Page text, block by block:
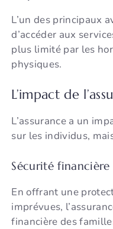
L’un des principaux
d’accéder aux
plus limité par les
physiques.
L’impact de
L’assurance a un
sur les individus,
Sécurité financière
En offrant une
imprévues,
financière des